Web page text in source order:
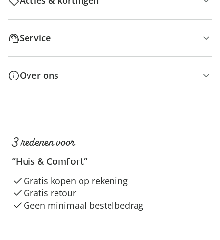
Service
Over ons
3 redenen voor
“Huis & Comfort”
Gratis kopen op rekening
Gratis retour
Geen minimaal bestelbedrag